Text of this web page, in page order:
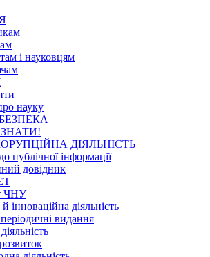
і науковцям
науку
ДІЯЛЬНІСТЬ
публічної інформації
довідник
ЧНУ
інноваційна діяльність
видання